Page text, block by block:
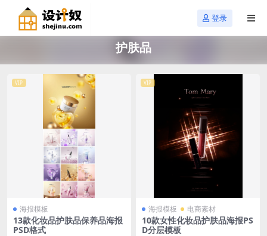
登录
护肤品
VIP
海报模板
13款化妆品护肤品保养品海报
PSD格式
VIP
海报模板 电商素材
10款女性化妆品护肤品海报PS
D分层模板